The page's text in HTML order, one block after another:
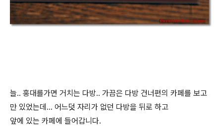
늘.. 홍대를가면 거치는 다방.. 가끔은 다방 건너편의 카페를 보고
만 있었는데... 어느덧 자리가 없던 다방을 뒤로 하고
앞에 있는 카페에 들어갑니다.